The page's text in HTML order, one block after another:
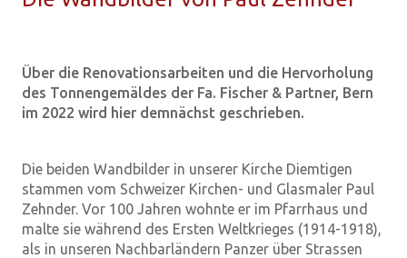
Über die Renovationsarbeiten und die Hervorholung
des Tonnengemäldes der Fa. Fischer & Partner, Bern
im 2022 wird hier demnächst geschrieben.
Die beiden Wandbilder in unserer Kirche Diemtigen
stammen vom Schweizer Kirchen- und Glasmaler Paul
Zehnder. Vor 100 Jahren wohnte er im Pfarrhaus und
malte sie während des Ersten Weltkrieges (1914-1918),
als in unseren Nachbarländern Panzer über Strassen